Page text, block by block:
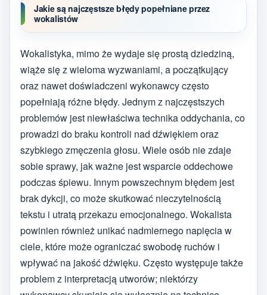
Jakie są najczęstsze błędy popełniane przez
wokalistów
Wokalistyka, mimo że wydaje się prostą dziedziną,
wiąże się z wieloma wyzwaniami, a początkujący
oraz nawet doświadczeni wykonawcy często
popełniają różne błędy. Jednym z najczęstszych
problemów jest niewłaściwa technika oddychania, co
prowadzi do braku kontroli nad dźwiękiem oraz
szybkiego zmęczenia głosu. Wiele osób nie zdaje
sobie sprawy, jak ważne jest wsparcie oddechowe
podczas śpiewu. Innym powszechnym błędem jest
brak dykcji, co może skutkować nieczytelnością
tekstu i utratą przekazu emocjonalnego. Wokalista
powinien również unikać nadmiernego napięcia w
ciele, które może ograniczać swobodę ruchów i
wpływać na jakość dźwięku. Często występuje także
problem z interpretacją utworów; niektórzy